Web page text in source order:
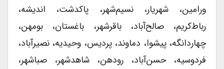
ورامین، شهریار، نسیم‌شهر، پاکدشت، اندیشه،
رباط‌کریم، صالح‌آباد، باقر‌شهر، باغستان، بومهن،
چهاردانگه، پیشوا، دماوند، پردیس، وحیدیه، نصیر‌آباد،
فردوسیه، حسن‌آباد، رودهن، شاهد‌شهر، صباشهر،